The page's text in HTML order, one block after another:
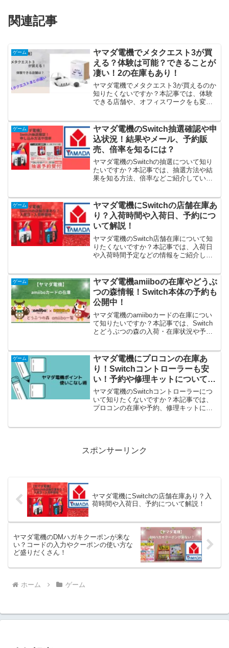
関連記事
ゲーム
ヤマダ電機でメタクエスト3が買
える？体験は可能？できることが
凄い！2の在庫もあり！
ヤマダ電機でメタクエスト3が買えるのか
知りたくないですか？本記事では、体験
できる店舗や、オフィスワークをも変え
えるところが便利ですね！メタクエスト2
との違いや口コミ・評判も必見です。メ
タクエスト2もまだ買えますよ！
ゲーム
ヤマダ電機のSwitch抽選確認や申
込状況！結果やメール、予約販
売、倍率を知るには？
ヤマダ電機のSwitchの抽選について知り
たいですか？本記事では、抽選方法や結
果を知る方法、倍率などご紹介していま
すよ！過去にあったSwitchの抽選内容も
気になりますよね！毎年8月頃が狙い目で
す。
ゲーム
ヤマダ電機にSwitchの店舗在庫あ
り？入荷時間や入荷日、予約につ
いて解説！
ヤマダ電機のSwitch店舗在庫について知
りたくないですか？本記事では、入荷日
や入荷時間予定などの情報をご紹介して
今では普通に買えますよ！Switchの詳細
情報はヤマダ公式Xをご覧ください。
ゲーム
ヤマダ電機amiiboの在庫やどうぶ
つの森情報！Switch本体の予約も
公開中！
ヤマダ電機のamiiboカードの在庫につい
て知りたいですか？本記事では、Switch
とどうぶつの森の入荷・在庫状況や予
は、ニンテンドー3DS、Wii U、Switchに
対応していますよ！
ゲーム
ヤマダ電機にプロコンの在庫あ
り！Switchコントローラーも安
い！予約や修理キットについても
解説！
ヤマダ電機のSwitchコントローラーにつ
いて知りたくないですか？本記事では、
プロコンの在庫や予約、修理キットにつ
スポンサーリンク
ヤマダ電機にSwitchの店舗在庫あり？入
荷時間や入荷日、予約について解説！
ヤマダ電機のDMハガキクーポンが来な
い？コードの入力やクーポンの使い方な
ど盛りだくさん！
ホーム ゲーム